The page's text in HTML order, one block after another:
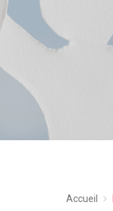
Accueil